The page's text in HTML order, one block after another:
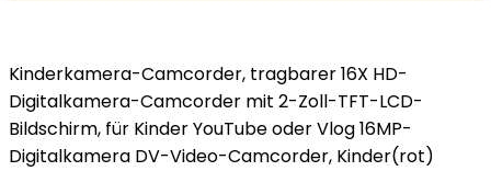
Kinderkamera-Camcorder, tragbarer 16X HD-
Digitalkamera-Camcorder mit 2-Zoll-TFT-LCD-
Bildschirm, für Kinder YouTube oder Vlog 16MP-
Digitalkamera DV-Video-Camcorder, Kinder(rot)